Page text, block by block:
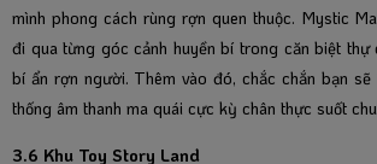
mình phong cách rùng rợn quen thuộc. Mystic
đi qua từng góc cảnh huyền bí trong căn biệt thự
bí ẩn rợn người. Thêm vào đó, chắc chắn bạn sẽ
thống âm thanh ma quái cực kỳ chân thực suốt
3.6 Khu Toy Story Land